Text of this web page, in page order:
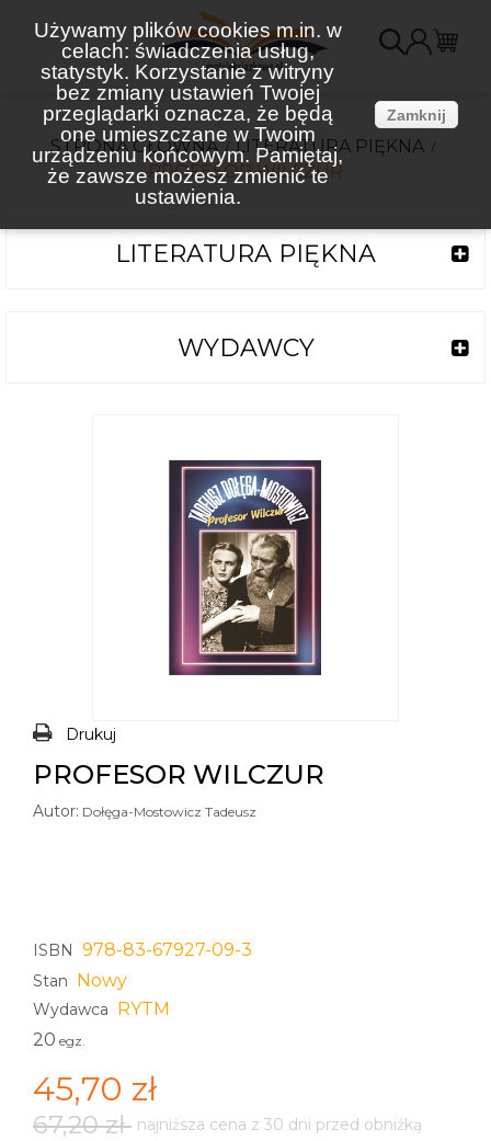
Używamy plików cookies m.in. w
celach: świadczenia usług,
statystyk. Korzystanie z witryny
bez zmiany ustawień Twojej
przeglądarki oznacza, że będą
one umieszczane w Twoim
urządzeniu końcowym. Pamiętaj,
że zawsze możesz zmienić te
ustawienia.
Zamknij
STRONA GŁÓWNA
LITERATURA PIĘKNA
PROFESOR WILCZUR
LITERATURA PIĘKNA
WYDAWCY
Drukuj
PROFESOR WILCZUR
Autor: Dołęga-Mostowicz Tadeusz
ISBN 978-83-67927-09-3
Stan Nowy
Wydawca RYTM
20 egz.
45,70 zł
67,20 zł najniższa cena z 30 dni przed obniżką